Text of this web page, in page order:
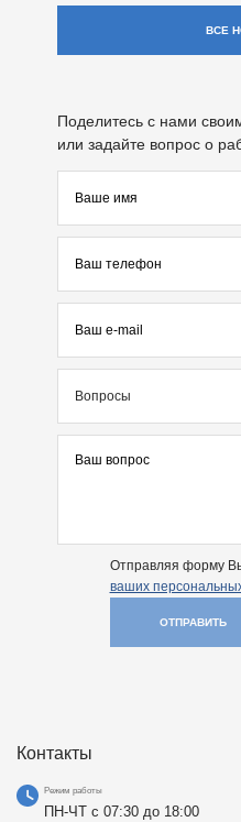
ВСЕ
Поделитесь с нами
или задайте вопрос о
Вопросы
Отправляя форму
ваших
ОТПРАВИТЬ
Контакты
Режим работы
ПН-ЧТ с 07:30 до 18:00